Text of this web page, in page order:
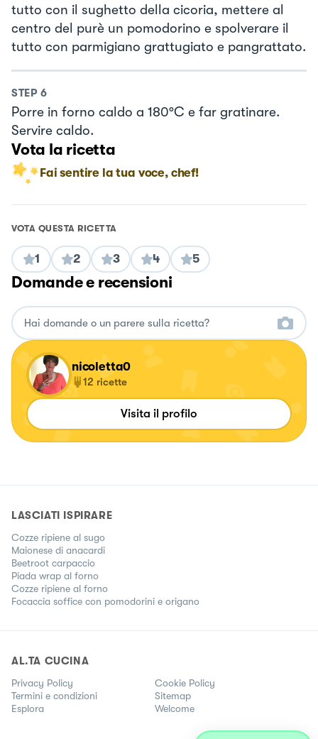
tutto con il sughetto della cicoria, mettere al
centro del purè un pomodorino e spolverare il
tutto con parmigiano grattugiato e pangrattato.
STEP 6
Porre in forno caldo a 180°C e far gratinare.
Servire caldo.
Vota la ricetta
Fai sentire la tua voce, chef!
VOTA QUESTA RICETTA
1 2 3 4 5
Domande e recensioni
nicoletta0
12 ricette
Visita il profilo
LASCIATI ISPIRARE
Cozze ripiene al sugo
Maionese di anacardi
Beetroot carpaccio
Piada wrap al forno
Cozze ripiene al forno
Focaccia soffice con pomodorini e origano
AL.TA CUCINA
Privacy Policy
Cookie Policy
Termini e condizioni
Sitemap
Esplora
Welcome